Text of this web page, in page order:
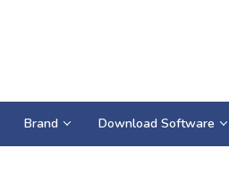
Brand Download Software